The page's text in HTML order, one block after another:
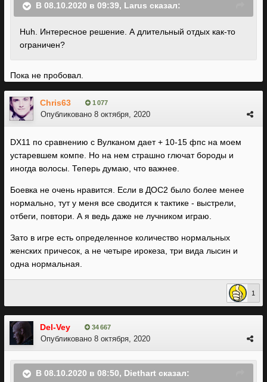
В 08.10.2020 в 09:39, Larus сказал:
Huh. Интересное решение. А длительный отдых как-то
ограничен?
Пока не пробовал.
Chris63 1 077
Опубликовано 8 октября, 2020
DX11 по сравнению с Вулканом дает + 10-15 фпс на моем
устаревшем компе. Но на нем страшно глючат бороды и
иногда волосы. Теперь думаю, что важнее.
Боевка не очень нравится. Если в ДОС2 было более менее
нормально, тут у меня все сводится к тактике - выстрели,
отбеги, повтори. А я ведь даже не лучником играю.
Зато в игре есть определенное количество нормальных
женских причесок, а не четыре ирокеза, три вида лысин и
одна нормальная.
1
Del-Vey 34 667
Опубликовано 8 октября, 2020
В 08.10.2020 в 08:50, Diethart сказал: